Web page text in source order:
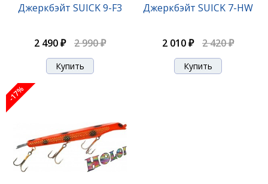
-17%
Джеркбэйт SUICK 9-F3
2 490 ₽ 2 990 ₽
Джеркбэйт SUICK 7-HW
2 010 ₽ 2 420 ₽
-17%